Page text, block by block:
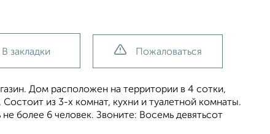
В закладки Пожаловаться
Дом расположен на территории в 4 сотки,
из 3-х комнат, кухни и туалетной комнаты.
более 6 человек. Звоните: Восемь девятьсот